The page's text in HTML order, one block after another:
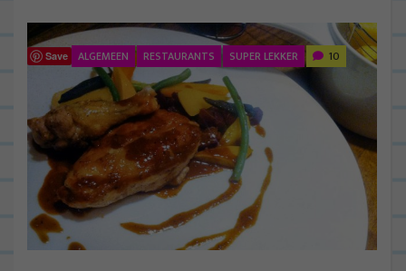
Save ALGEMEEN RESTAURANTS SUPER LEKKER 10